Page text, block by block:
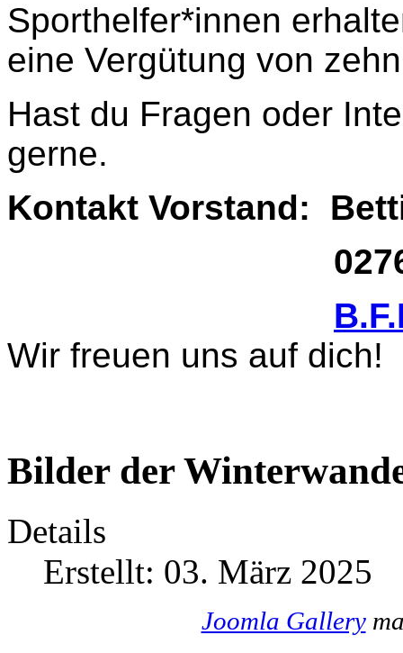
Sporthelfer*innen
eine Vergütung von
Hast du Fragen oder
gerne.
Kontakt Vorstand:
02761
Wir freuen uns auf dich!
Bilder der
Details
Erstellt: 03. März 2025
Joomla Gallery